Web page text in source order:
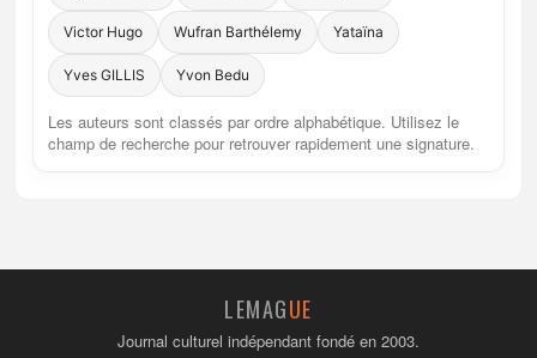
Victor Hugo Wufran Barthélemy Yataïna
Yves GILLIS Yvon Bedu
Les auteurs sont classés par ordre alphabétique. Utilisez le
champ de recherche pour retrouver rapidement une signature.
LEMAGUE
Journal culturel indépendant fondé en 2003.